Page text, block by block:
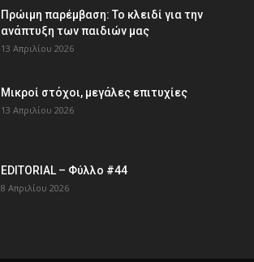
Πρώιμη παρέμβαση: Το κλειδί για την
ανάπτυξη των παιδιών µας
13 Απριλίου 2026
Μικροί στόχοι, μεγάλες επιτυχίες
13 Απριλίου 2026
EDITORIAL – Φύλλο #44
8 Απριλίου 2026